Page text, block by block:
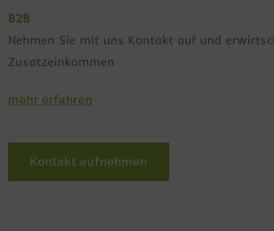
B2B
Nehmen Sie mit uns Kontakt auf und
Zusatzeinkommen
mehr erfahren
Kontakt aufnehmen